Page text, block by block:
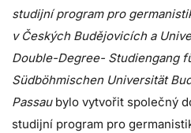
studijní program pro
v Českých Budějovicích a
Double-Degree- Studiengang
Südböhmischen Universität
Passaubylo vytvořit společný
studijní program pro